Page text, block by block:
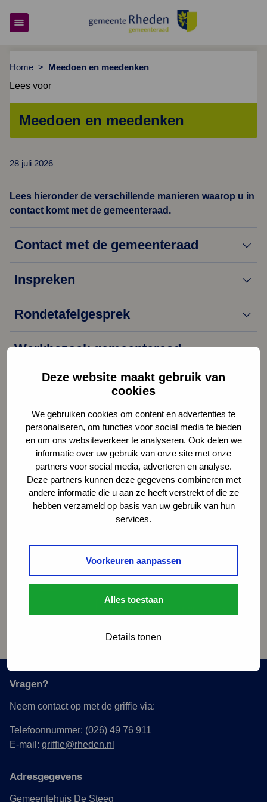
Deze website maakt gebruik van
cookies
We gebruiken cookies om content en advertenties te
personaliseren, om functies voor social media te bieden
en om ons websiteverkeer te analyseren. Ook delen we
informatie over uw gebruik van onze site met onze
partners voor social media, adverteren en analyse.
Deze partners kunnen deze gegevens combineren met
andere informatie die u aan ze heeft verstrekt of die ze
hebben verzameld op basis van uw gebruik van hun
services.
Voorkeuren aanpassen
Alles toestaan
Details tonen
Home > Meedoen en meedenken
Lees voor
Meedoen en meedenken
28 juli 2026
Lees hieronder de verschillende manieren waarop u in
contact komt met de gemeenteraad.
Contact met de gemeenteraad
Inspreken
Rondetafelgesprek
Werkbezoek gemeenteraad
Burgerinitiatief
Petitie
Meer informatie
Heeft u vragen of wilt u meer weten? Neem dan contact op
met de griffie via
griffie@rheden.nl
Bekijk alle vergaderingen van de
gemeenteraad!
Vragen?
Neem contact op met de griffie via:
Telefoonnummer: (026) 49 76 911
E-mail: griffie@rheden.nl
Adresgegevens
Gemeentehuis De Steeg